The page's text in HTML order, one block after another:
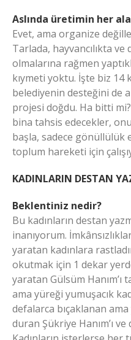
Aslında üretimin her
Evet, ama organize
Tarlada, hayvancılıkta
olmalarına rağmen
kıymeti yoktu. İşte biz 14
belediyenin desteğini de
projesi doğdu. Ha bitti
bina tahsis edecekler,
başla, sadece gönüllülük
toplum hareketi için
KADINLARIN DESTAN
Beklentiniz nedir?
Bu kadınların destan
inanıyorum.
yaratan kadınlara
okutmak için 1 dekar
yaratan Gülsüm Hanım’ı
ama yüreği yumuşacık
defalarca bıçaklanan ama
duran Şükriye Hanım’ı